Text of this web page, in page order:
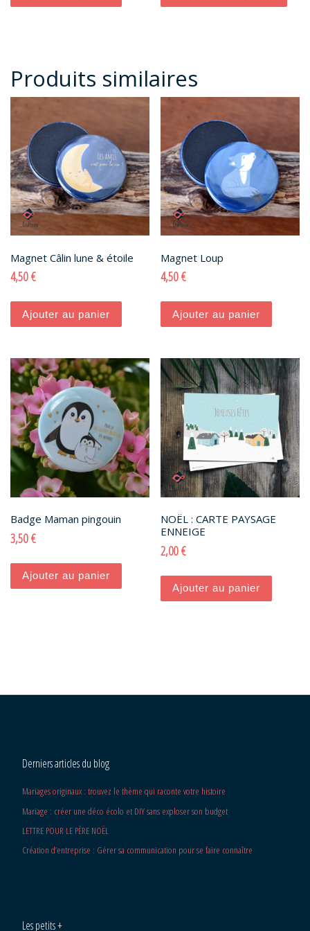
Produits similaires
Magnet Câlin lune & étoile
4,50€
Ajouter au panier
Magnet Loup
4,50€
Ajouter au panier
Badge Maman pingouin
3,50€
Ajouter au panier
NOËL : CARTE PAYSAGE
ENNEIGE
2,00€
Ajouter au panier
Derniers articles du blog
Mariages originaux : trouvez le thème qui raconte votre histoire
Mariage : créer une déco écolo et DIY sans exploser son budget
LETTRE POUR LE PÈRE NOËL
Création d’entreprise : Gérer sa communication pour se faire connaître
Les petits +